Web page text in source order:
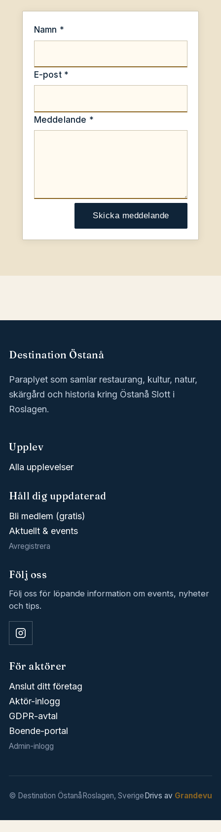
Namn *
E-post *
Meddelande *
Skicka meddelande
Destination Östanå
Paraplyet som samlar restaurang, kultur, natur,
skärgård och historia kring Östanå Slott i
Roslagen.
Upplev
Alla upplevelser
Håll dig uppdaterad
Bli medlem (gratis)
Aktuellt & events
Avregistrera
Följ oss
Följ oss för löpande information om events, nyheter
och tips.
För aktörer
Anslut ditt företag
Aktör-inlogg
GDPR-avtal
Boende-portal
Admin-inlogg
© Destination Östanå Roslagen, Sverige Drivs av Grandevu